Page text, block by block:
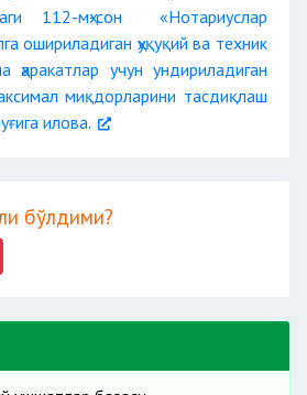
112-мҳ-сон «Нотариуслар
ошириладиган ҳуқуқий ва техник
ҳаракатлар учун ундириладиган
миқдорларини тасдиқлаш
илова.
бўлдими?